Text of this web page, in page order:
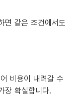
면 같은 조건에서도
비용이 내려갈 수
장 확실합니다.